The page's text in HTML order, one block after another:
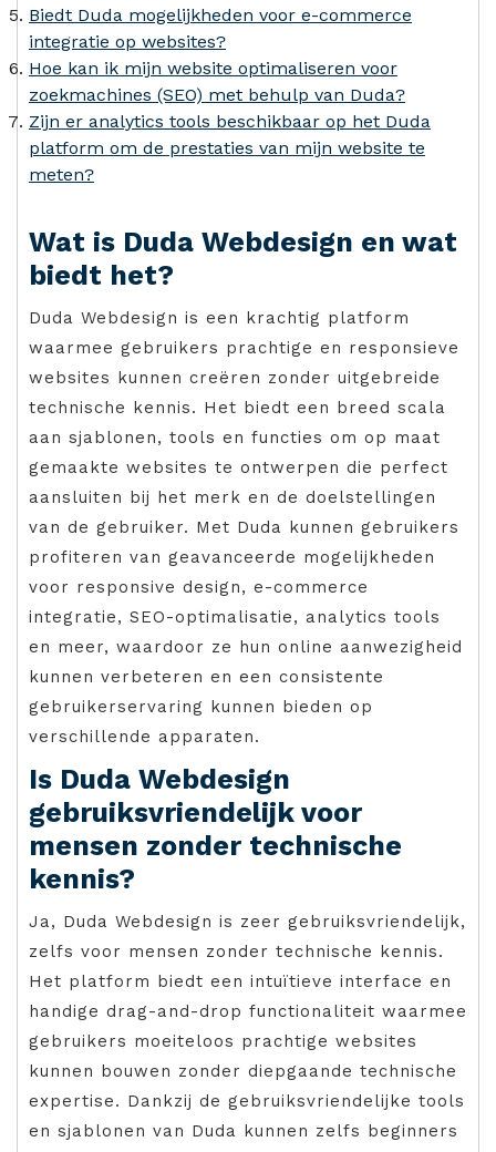
Biedt Duda mogelijkheden voor e-commerce
integratie op websites?
Hoe kan ik mijn website optimaliseren voor
zoekmachines (SEO) met behulp van Duda?
Zijn er analytics tools beschikbaar op het Duda
platform om de prestaties van mijn website te
meten?
Wat is Duda Webdesign en wat
biedt het?
Duda Webdesign is een krachtig platform
waarmee gebruikers prachtige en responsieve
websites kunnen creëren zonder uitgebreide
technische kennis. Het biedt een breed scala
aan sjablonen, tools en functies om op maat
gemaakte websites te ontwerpen die perfect
aansluiten bij het merk en de doelstellingen
van de gebruiker. Met Duda kunnen gebruikers
profiteren van geavanceerde mogelijkheden
voor responsive design, e-commerce
integratie, SEO-optimalisatie, analytics tools
en meer, waardoor ze hun online aanwezigheid
kunnen verbeteren en een consistente
gebruikerservaring kunnen bieden op
verschillende apparaten.
Is Duda Webdesign
gebruiksvriendelijk voor
mensen zonder technische
kennis?
Ja, Duda Webdesign is zeer gebruiksvriendelijk,
zelfs voor mensen zonder technische kennis.
Het platform biedt een intuïtieve interface en
handige drag-and-drop functionaliteit waarmee
gebruikers moeiteloos prachtige websites
kunnen bouwen zonder diepgaande technische
expertise. Dankzij de gebruiksvriendelijke tools
en sjablonen van Duda kunnen zelfs beginners